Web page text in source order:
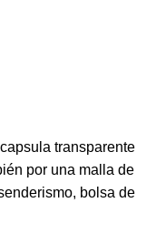
transparente
por una malla de
bolsa de